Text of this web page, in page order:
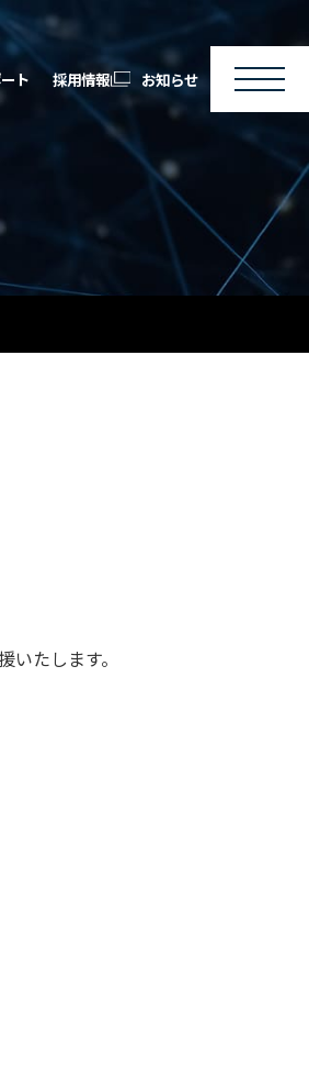
ト 採用情報 お知らせ
たします。